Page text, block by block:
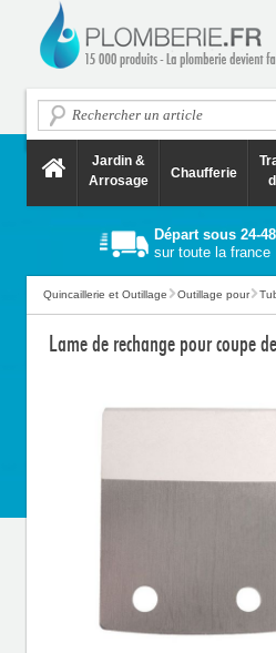
Jardin &
Arrosage
Chaufferie
Départ sous 24-
sur toute la france
Quincaillerie et Outillage Outillage pour
Lame de rechange pour coupe